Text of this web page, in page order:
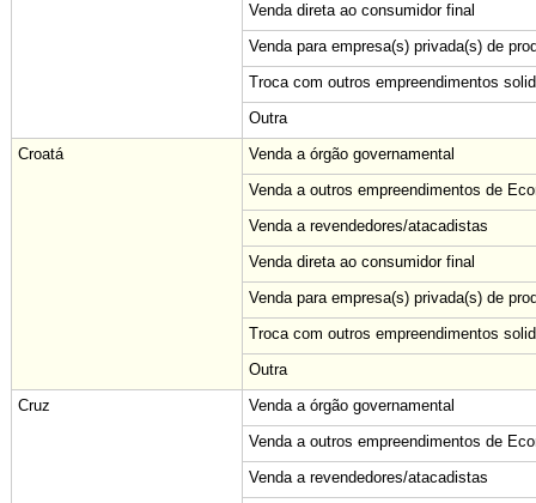
Venda direta ao consumidor final
Venda para empresa(s) privada(s) de
Troca com outros empreendimentos
Outra
Croatá
Venda a órgão governamental
Venda a outros empreendimentos de
Venda a revendedores/atacadistas
Venda direta ao consumidor final
Venda para empresa(s) privada(s) de
Troca com outros empreendimentos
Outra
Cruz
Venda a órgão governamental
Venda a outros empreendimentos de
Venda a revendedores/atacadistas